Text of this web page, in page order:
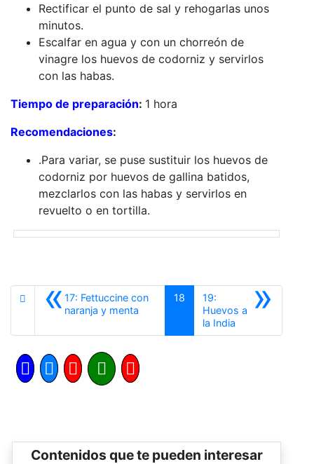
Rectificar el punto de sal y rehogarlas unos
minutos.
Escalfar en agua y con un chorreón de
vinagre los huevos de codorniz y servirlos
con las habas.
Tiempo de preparación: 1 hora
Recomendaciones:
.Para variar, se puse sustituir los huevos de
codorniz por huevos de gallina batidos,
mezclarlos con las habas y servirlos en
revuelto o en tortilla.
«17: Fettuccine con
naranja y menta
18 »
19:
Huevos a
la IndiaSiguiente
Contenidos que te pueden interesar